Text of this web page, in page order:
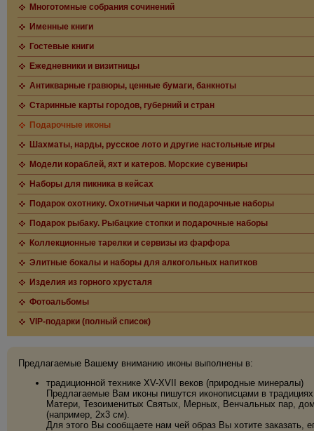
Многотомные собрания сочинений
Именные книги
Гостевые книги
Ежедневники и визитницы
Антикварные гравюры, ценные бумаги, банкноты
Старинные карты городов, губерний и стран
Подарочные иконы
Шахматы, нарды, русское лото и другие настольные игры
Модели кораблей, яхт и катеров. Морские сувениры
Наборы для пикника в кейсах
Подарок охотнику. Охотничьи чарки и подарочные наборы
Подарок рыбаку. Рыбацкие стопки и подарочные наборы
Коллекционные тарелки и сервизы из фарфора
Элитные бокалы и наборы для алкогольных напитков
Изделия из горного хрусталя
Фотоальбомы
VIP-подарки (полный список)
Предлагаемые Вашему вниманию иконы выполнены в:
традиционной технике XV-XVII веков (природные минералы)
Предлагаемые Вам иконы пишутся иконописцами в
Матери, Тезоименитых Святых, Мерных, Венчальных пар,
(например, 2х3 см).
Для этого Вы сообщаете нам чей образ Вы хотите заказать,